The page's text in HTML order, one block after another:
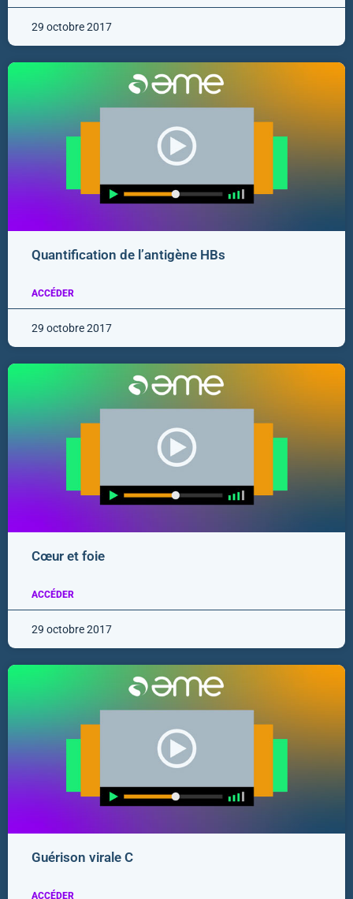
29 octobre 2017
Quantification de l’antigène HBs
ACCÉDER
29 octobre 2017
Cœur et foie
ACCÉDER
29 octobre 2017
Guérison virale C
ACCÉDER